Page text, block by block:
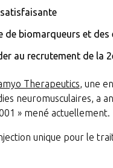
de biomarqueurs et
au recrutement de la
Therapeutics, une
neuromusculaires, a
» mené actuellement.
unique pour le